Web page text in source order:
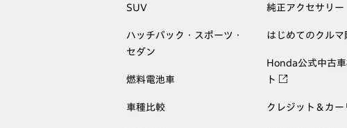
SUV
ハッチバック・スポーツ・
セダン
燃料電池車
車種比較
純正アクセサリー
はじめてのクルマ
Honda公式中古車
ト
クレジット＆カー